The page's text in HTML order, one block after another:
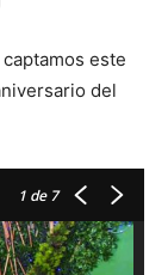
este
del
1 de 7